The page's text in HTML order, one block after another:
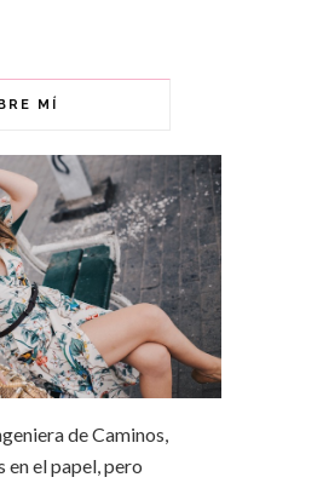
MÍ
de Caminos,
en el papel, pero